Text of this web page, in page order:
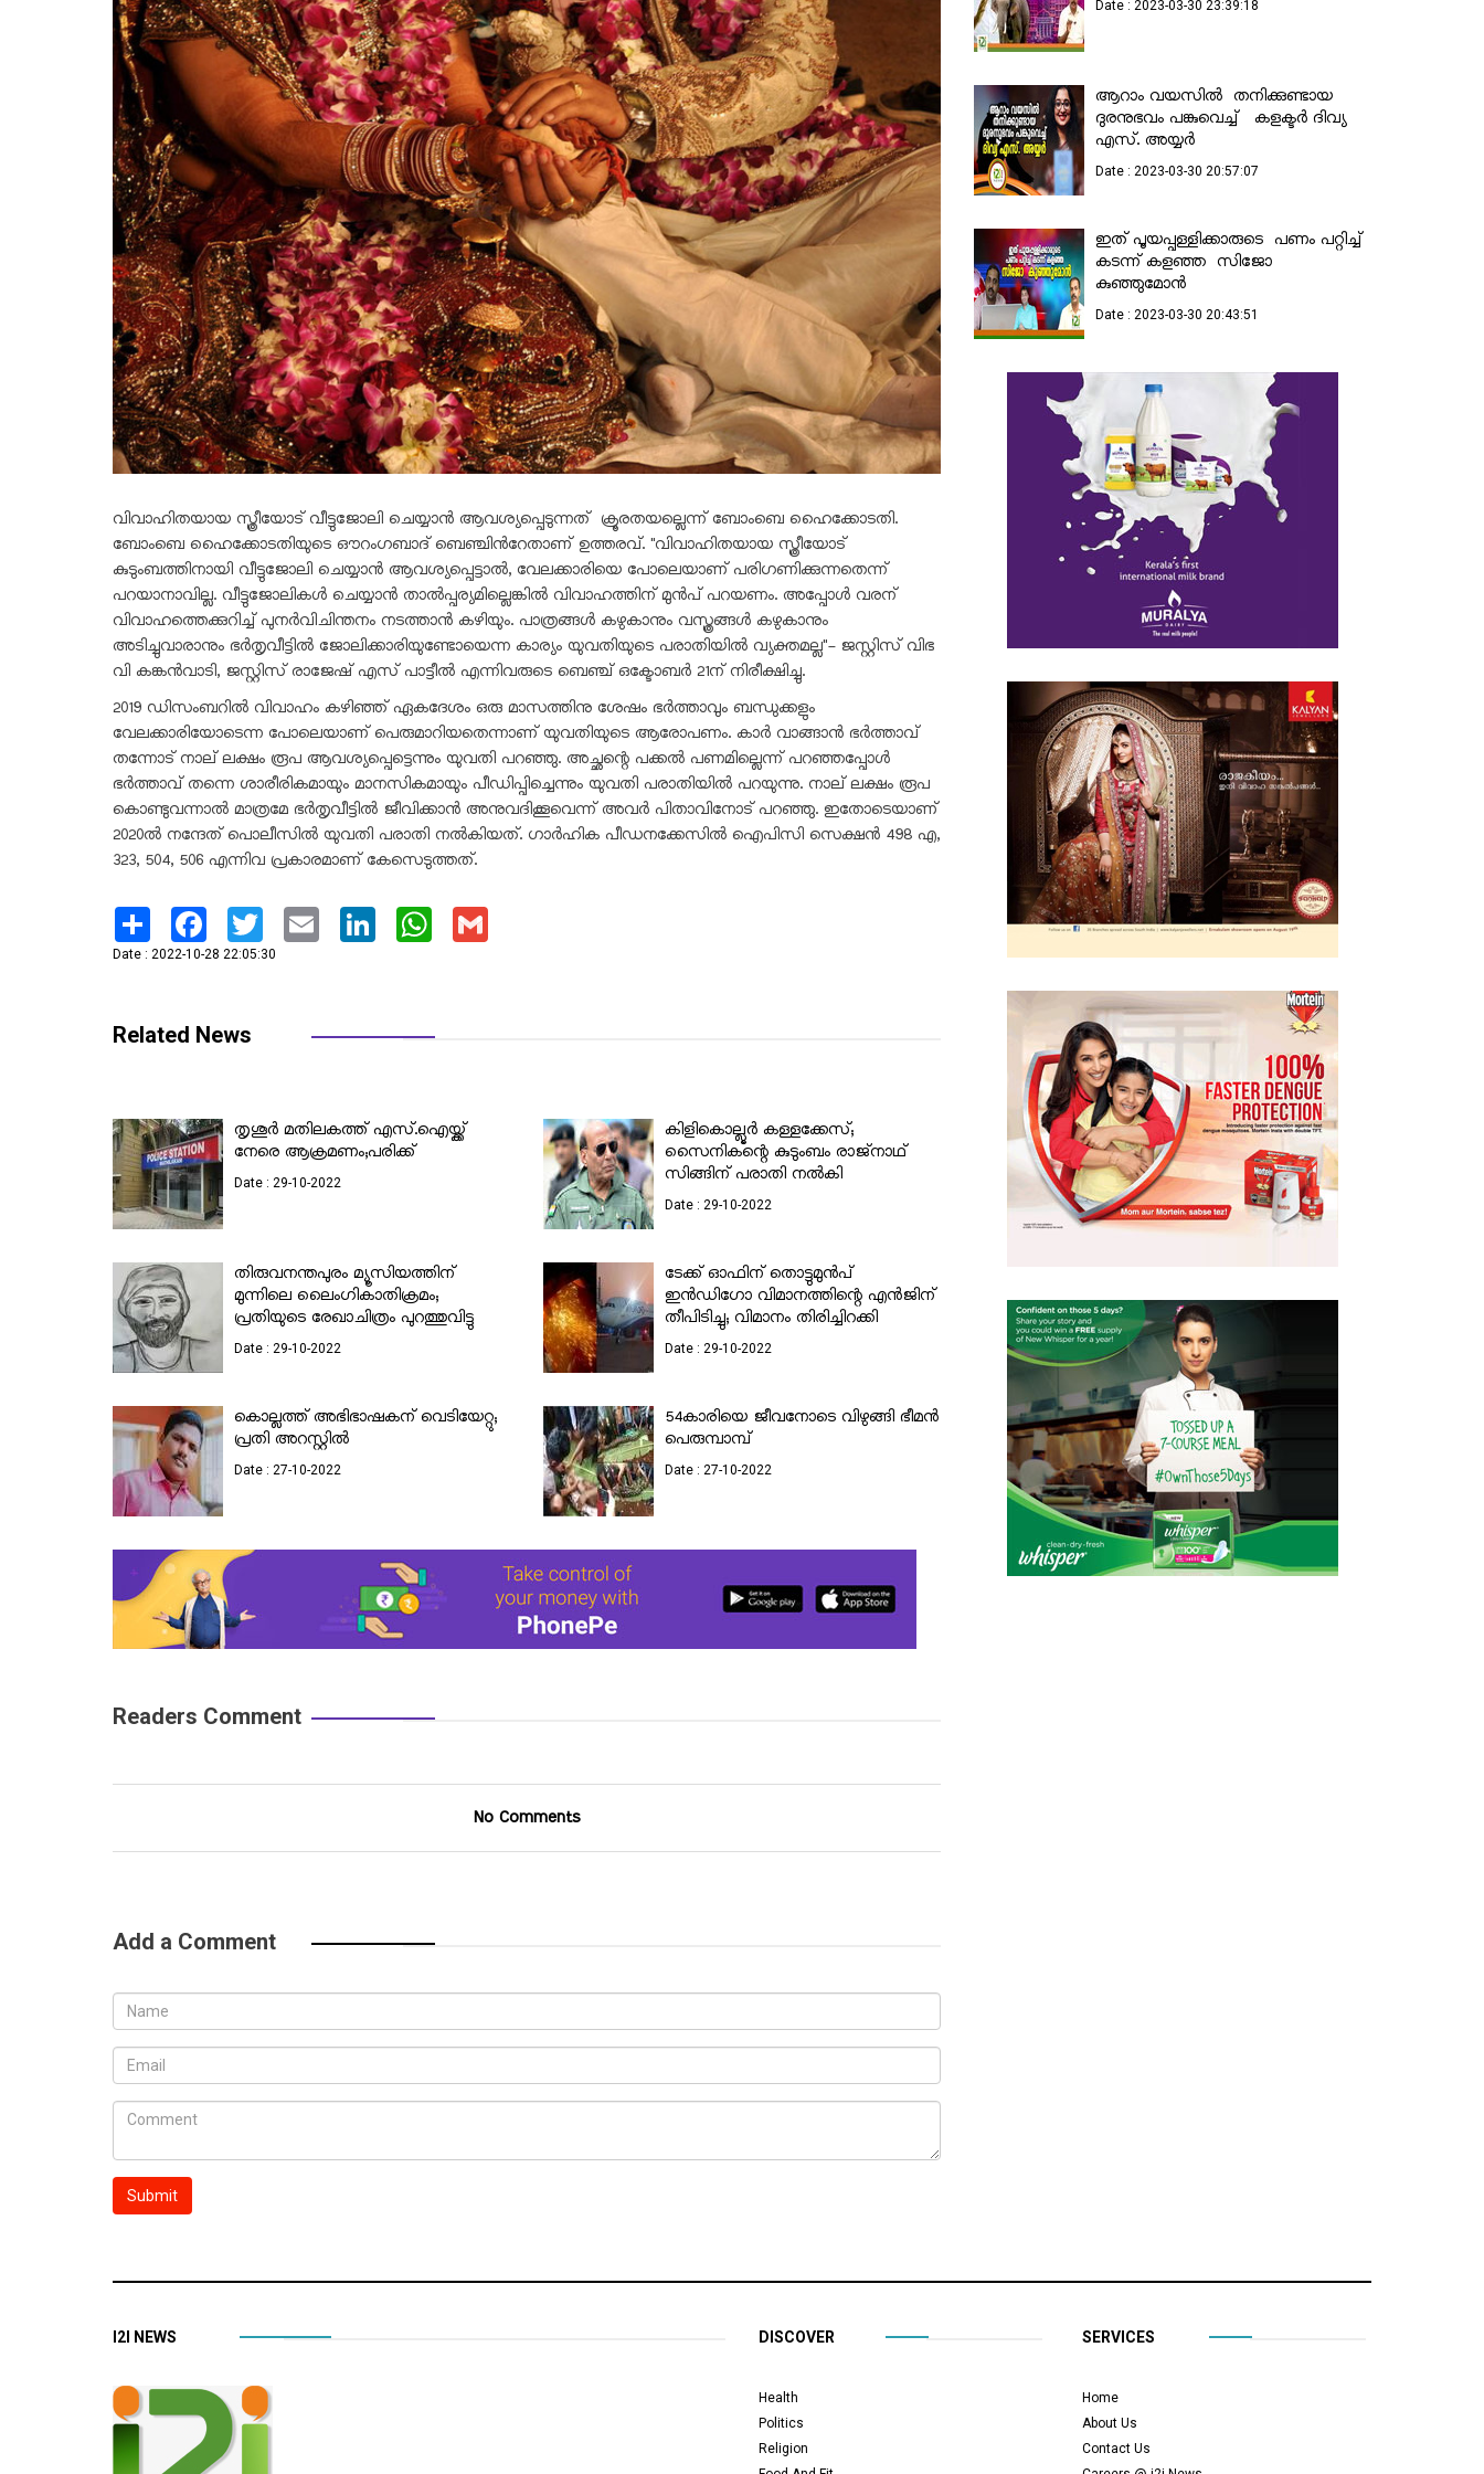
വിവാഹിതയായ സ്ത്രീയോട് വീട്ടുജോലി ചെയ്യാൻ ആവശ്യപ്പെടുന്നത് ക്രൂരതയല്ലെന്ന് ബോംബെ ഹൈക്കോടതി.
ബോംബെ ഹൈക്കോടതിയുടെ ഔറംഗബാദ് ബെഞ്ചിന്‍റേതാണ് ഉത്തരവ്. "വിവാഹിതയായ സ്ത്രീയോട്
കുടുംബത്തിനായി വീട്ടുജോലി ചെയ്യാൻ ആവശ്യപ്പെട്ടാൽ, വേലക്കാരിയെ പോലെയാണ് പരിഗണിക്കുന്നതെന്ന്
പറയാനാവില്ല. വീട്ടുജോലികൾ ചെയ്യാൻ താൽപ്പര്യമില്ലെങ്കിൽ വിവാഹത്തിന് മുന്‍പ് പറയണം. അപ്പോള്‍ വരന്
വിവാഹത്തെക്കുറിച്ച് പുനർവിചിന്തനം നടത്താന്‍ കഴിയും. പാത്രങ്ങള്‍ കഴുകാനും വസ്ത്രങ്ങള്‍ കഴുകാനും
അടിച്ചുവാരാനും ഭര്‍തൃവീട്ടില്‍ ജോലിക്കാരിയുണ്ടോയെന്ന കാര്യം യുവതിയുടെ പരാതിയില്‍ വ്യക്തമല്ല"- ജസ്റ്റിസ് വിഭ
വി കങ്കൻവാടി, ജസ്റ്റിസ് രാജേഷ് എസ് പാട്ടീൽ എന്നിവരുടെ ബെഞ്ച് ഒക്ടോബർ 21ന് നിരീക്ഷിച്ചു.
2019 ഡിസംബറിൽ വിവാഹം കഴിഞ്ഞ് ഏകദേശം ഒരു മാസത്തിനു ശേഷം ഭർത്താവും ബന്ധുക്കളും
വേലക്കാരിയോടെന്ന പോലെയാണ് പെരുമാറിയതെന്നാണ് യുവതിയുടെ ആരോപണം. കാര്‍ വാങ്ങാൻ ഭര്‍ത്താവ്
തന്നോട് നാല് ലക്ഷം രൂപ ആവശ്യപ്പെട്ടെന്നും യുവതി പറഞ്ഞു. അച്ഛന്റെ പക്കൽ പണമില്ലെന്ന് പറഞ്ഞപ്പോൾ
ഭർത്താവ് തന്നെ ശാരീരികമായും മാനസികമായും പീഡിപ്പിച്ചെന്നും യുവതി പരാതിയില്‍ പറയുന്നു. നാല് ലക്ഷം രൂപ
കൊണ്ടുവന്നാൽ മാത്രമേ ഭര്‍തൃവീട്ടില്‍ ജീവിക്കാൻ അനുവദിക്കൂവെന്ന് അവർ പിതാവിനോട് പറഞ്ഞു. ഇതോടെയാണ്
2020ല്‍ നന്ദേത് പൊലീസിൽ യുവതി പരാതി നൽകിയത്. ഗാർഹിക പീഡനക്കേസിൽ ഐപിസി സെക്ഷൻ 498 എ,
323, 504, 506 എന്നിവ പ്രകാരമാണ് കേസെടുത്തത്.
Share FacebookTwitter Email LinkedInWhatsApp
Date : 2022-10-28 22:05:30
Related News
തൃശൂര്‍ മതിലകത്ത് എസ്.ഐയ്ക്ക്
നേരെ ആക്രമണം;പരിക്ക്
Date : 29-10-2022
കിളികൊല്ലൂർ കള്ളക്കേസ്;
സൈനികന്റെ കുടുംബം രാജ്‌നാഥ്
സിങ്ങിന് പരാതി നൽകി
Date : 29-10-2022
തിരുവനന്തപുരം മ്യൂസിയത്തിന്
മുന്നിലെ ലൈംഗികാതിക്രമം;
പ്രതിയുടെ രേഖാചിത്രം പുറത്തുവിട്ടു
Date : 29-10-2022
ടേക്ക് ഓഫിന് തൊട്ടുമുന്‍പ്
ഇൻഡിഗോ വിമാനത്തിന്റെ എൻജിന്
തീപിടിച്ചു; വിമാനം തിരിച്ചിറക്കി
Date : 29-10-2022
കൊല്ലത്ത് അഭിഭാഷകന് വെടിയേറ്റു;
പ്രതി അറസ്റ്റില്‍
Date : 27-10-2022
54കാരിയെ ജീവനോടെ വിഴുങ്ങി ഭീമന്‍
പെരുമ്പാമ്പ്
Date : 27-10-2022
Readers Comment
No Comments
Add a Comment
Submit
Date : 2023-03-30 23:39:18
ആറാം വയസിൽ തനിക്കുണ്ടായ
ദുരനുഭവം പങ്കുവെച്ച് കളക്ടര്‍ ദിവ്യ
എസ്. അയ്യര്‍
Date : 2023-03-30 20:57:07
ഇത് പൂയപ്പള്ളിക്കാരുടെ പണം പറ്റിച്ച്
കടന്ന് കളഞ്ഞ സിജോ
കുഞ്ഞുമോൻ
Date : 2023-03-30 20:43:51
I2I NEWS DISCOVER
Health
Politics
Religion
SERVICES
Home
About Us
Contact Us